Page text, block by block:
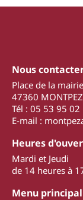
Nous
Place de la mairie
47360
Tél : 05 53 95 02
E-mail :
Heures
Mardi et Jeudi
de 14 heures à
Menu principal